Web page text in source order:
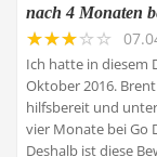
nach 4 Monaten
Ich hatte in diesem
Oktober 2016.
hilfsbereit und
vier Monate bei Go
Deshalb ist diese